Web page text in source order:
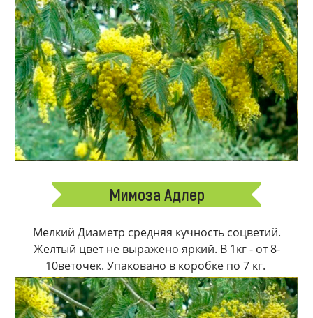
Мимоза Адлер
Мелкий Диаметр средняя кучность соцветий.
Желтый цвет не выражено яркий. В 1кг - от 8-
10веточек. Упаковано в коробке по 7 кг.